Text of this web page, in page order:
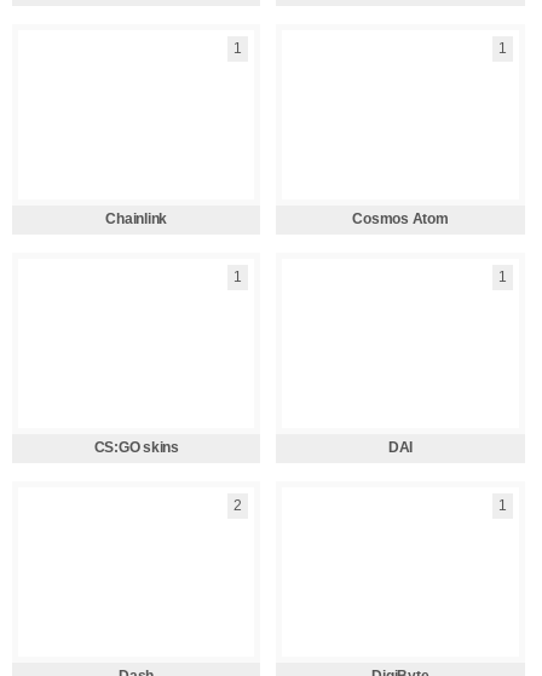
1
Chainlink
1
Cosmos Atom
1
CS:GO skins
1
DAI
2 1